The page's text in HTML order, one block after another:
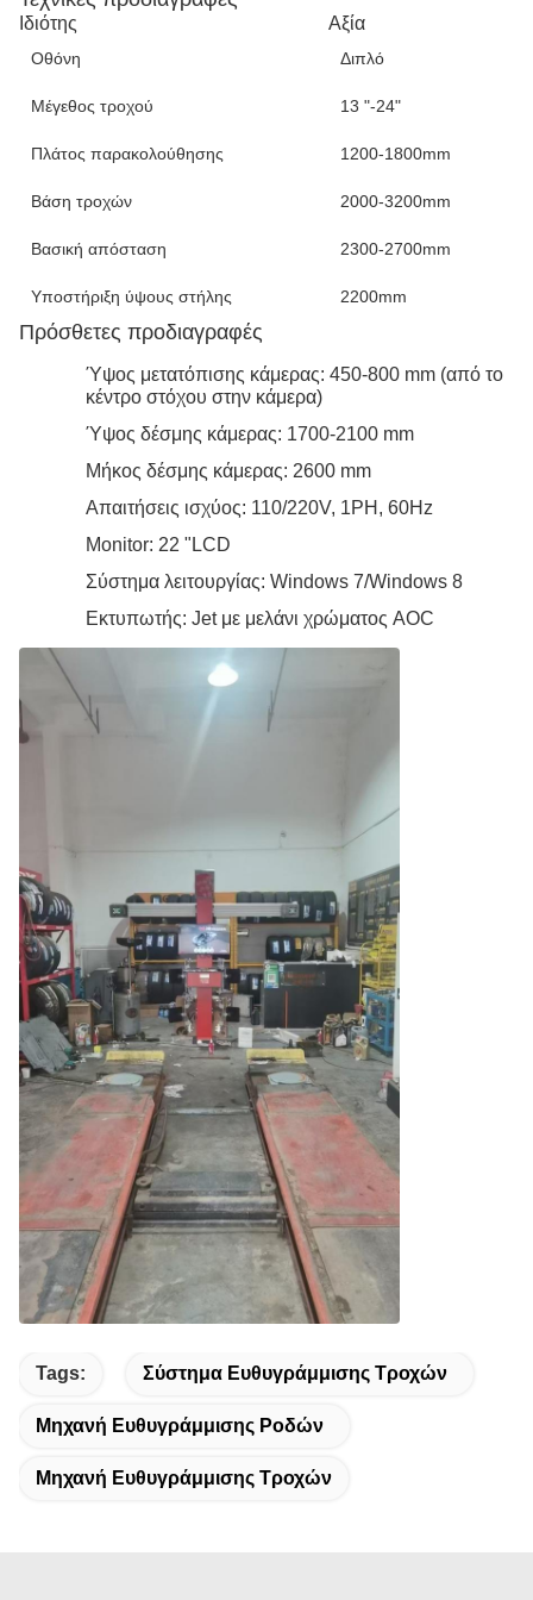
Ιδιότης Αξία
Οθόνη Διπλό
Μέγεθος τροχού 13 "-24"
Πλάτος παρακολούθησης 1200-1800mm
Βάση τροχών 2000-3200mm
Βασική απόσταση 2300-2700mm
Υποστήριξη ύψους στήλης 2200mm
Πρόσθετες προδιαγραφές
Ύψος μετατόπισης κάμερας: 450-800 mm (από το
κέντρο στόχου στην κάμερα)
Ύψος δέσμης κάμερας: 1700-2100 mm
Μήκος δέσμης κάμερας: 2600 mm
Απαιτήσεις ισχύος: 110/220V, 1PH, 60Hz
Monitor: 22 "LCD
Σύστημα λειτουργίας: Windows 7/Windows 8
Εκτυπωτής: Jet με μελάνι χρώματος AOC
Tags: Σύστημα Ευθυγράμμισης Τροχών
Μηχανή Ευθυγράμμισης Ροδών
Μηχανή Ευθυγράμμισης Τροχών